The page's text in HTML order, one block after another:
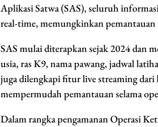
Aplikasi Satwa (SAS), seluruh
real-time, memungkinkan pemantauan
SAS mulai diterapkan sejak 2024 dan
usia, ras K9, nama pawang, jadwal
juga dilengkapi fitur live streaming dari
mempermudah pemantauan selama
Dalam rangka pengamanan Operasi